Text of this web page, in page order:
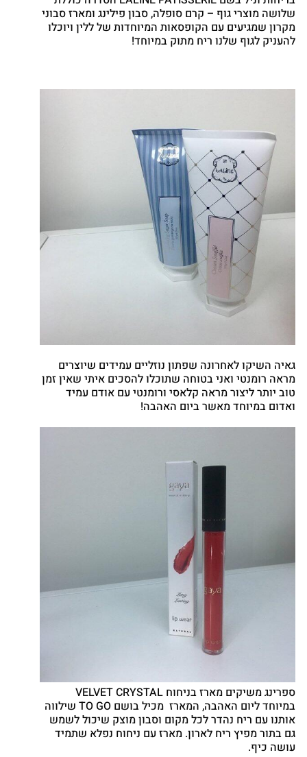
שלושה מוצרי גוף – קרם סופלה, סבון פילינג ומארז סבוני
מקרון שמגיעים עם הקופסאות המיוחדות של ללין ויוכלו
להעניק לגוף שלנו ריח מתוק במיוחד!
גאיה השיקו לאחרונה שפתון נוזליים עמידים שיוצרים
מראה רומנטי ואני בטוחה שתוכלו להסכים איתי שאין זמן
טוב יותר ליצור מראה קלאסי ורומנטי עם אודם עמיד
ואדום במיוחד מאשר ביום האהבה!
ספרינג משיקים מארז בניחוח VELVET CRYSTAL
במיוחד ליום האהבה, המארז מכיל בושם TO GO שילווה
אותנו עם ריח נהדר לכל מקום וסבון מוצק שיכול לשמש
גם בתור מפיץ ריח לארון. מארז עם ניחוח נפלא שתמיד
עושה כיף.